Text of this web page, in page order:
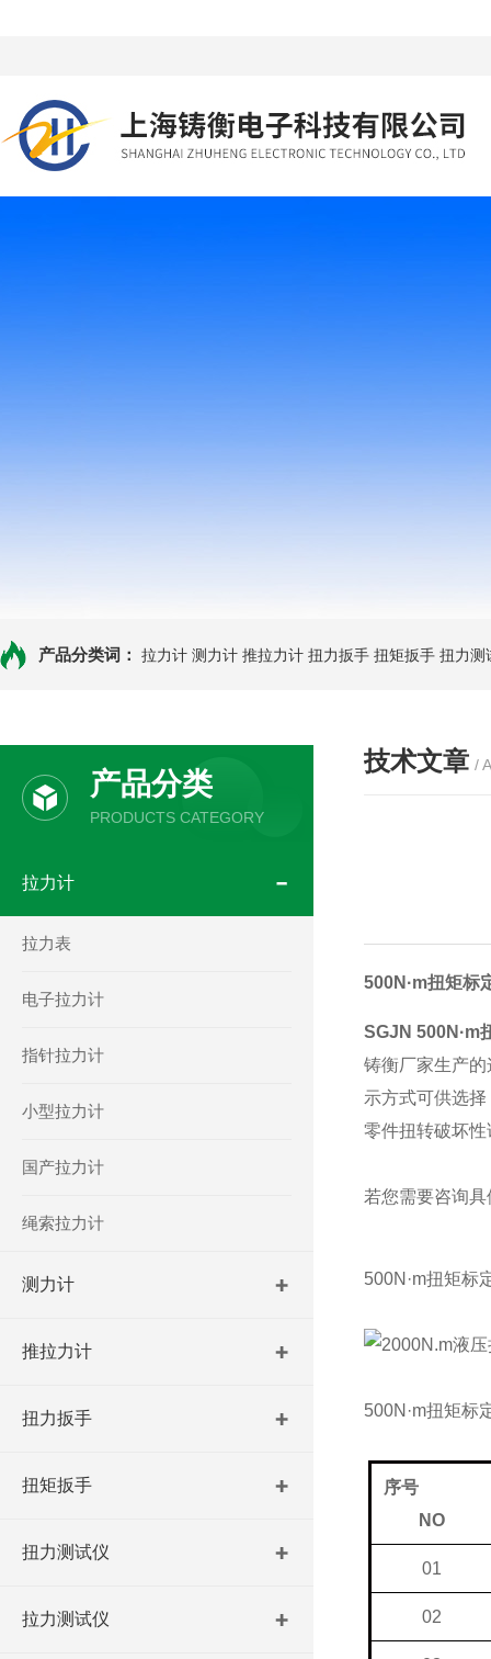
产品分类词： 拉力计 测力计 推拉力计 扭力扳手 扭矩扳手 扭力测
产品分类
PRODUCTS CATEGORY
拉力计
拉力表
电子拉力计
指针拉力计
小型拉力计
国产拉力计
绳索拉力计
测力计
推拉力计
扭力扳手
扭矩扳手
扭力测试仪
拉力测试仪
技术文章 /
500N·m扭矩标
SGJN 500N·m
铸衡厂家生产
示方式可供选
零件扭转破坏
若您需要咨询
500N·m扭矩标
500N·m扭矩标
序号
NO
01
02